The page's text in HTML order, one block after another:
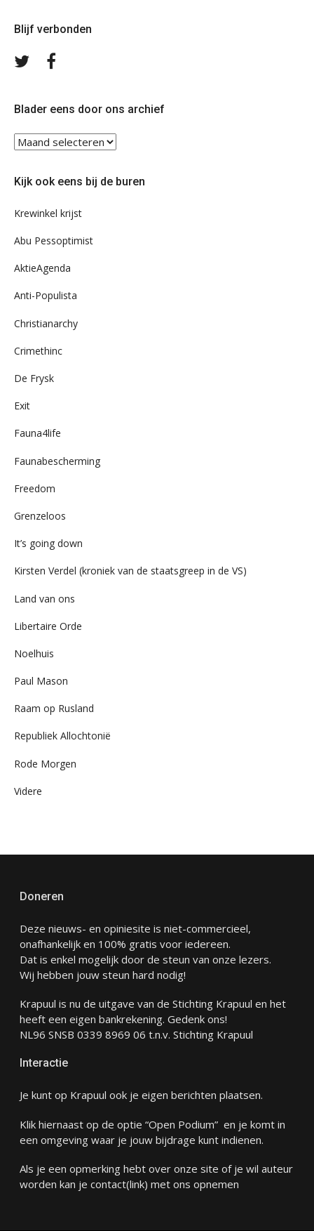
Blijf verbonden
Volg
Blader eens door ons archief
Blader
eens
ons
Kijk ook eens bij de buren
Krewinkel krijst
Abu Pessoptimist
AktieAgenda
Anti-Populista
Christianarchy
Crimethinc
De Frysk
Exit
Fauna4life
Faunabescherming
Freedom
Grenzeloos
It’s going down
Kirsten Verdel (kroniek van de staatsgreep in de VS)
Land van ons
Libertaire Orde
Noelhuis
Paul Mason
Raam op Rusland
Republiek Allochtonië
Rode Morgen
Videre
Doneren
Deze nieuws- en opiniesite is niet-commercieel,
onafhankelijk en 100% gratis voor iedereen.
Dat is enkel mogelijk door de steun van onze lezers.
Wij hebben jouw steun hard nodig!
Krapuul is nu de uitgave van de Stichting Krapuul en het
heeft een eigen bankrekening. Gedenk ons!
NL96 SNSB 0339 8969 06 t.n.v. Stichting Krapuul
Interactie
Je kunt op Krapuul ook je eigen berichten plaatsen.
Klik hiernaast op de optie “Open Podium” en je komt in
een omgeving waar je jouw bijdrage kunt indienen.
Als je een opmerking hebt over onze site of je wil auteur
worden kan je contact(link) met ons opnemen